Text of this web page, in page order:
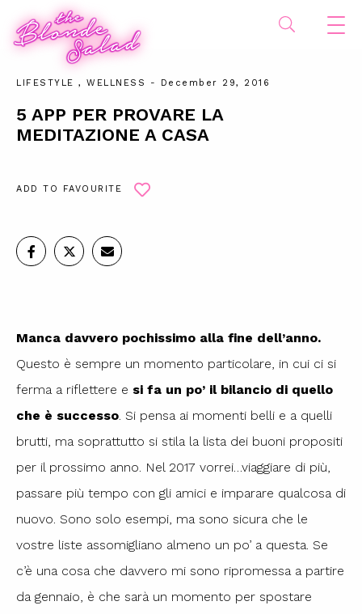
LIFESTYLE , WELLNESS - December 29, 2016
5 APP PER PROVARE LA
MEDITAZIONE A CASA
ADD TO FAVOURITE
Manca davvero pochissimo alla fine dell’anno.
Questo è sempre un momento particolare, in cui ci si
ferma a riflettere e si fa un po’ il bilancio di quello
che è successo. Si pensa ai momenti belli e a quelli
brutti, ma soprattutto si stila la lista dei buoni propositi
per il prossimo anno. Nel 2017 vorrei…viaggiare di più,
passare più tempo con gli amici e imparare qualcosa di
nuovo. Sono solo esempi, ma sono sicura che le
vostre liste assomigliano almeno un po’ a questa. Se
c’è una cosa che davvero mi sono ripromessa a partire
da gennaio, è che sarà un momento per spostare